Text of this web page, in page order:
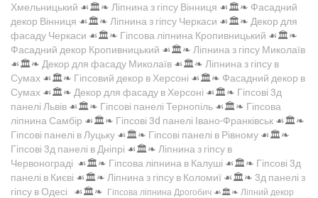
Хмельницький ☙🏛️❧ Ліпнина з гіпсу Вінниця ☙🏛️❧ Фасадний
декор Вінниця ☙🏛️❧ Ліпнина з гіпсу Черкаси ☙🏛️❧ Декор для
фасаду Черкаси ☙🏛️❧ Гіпсова ліпнина Кропивницький ☙🏛️❧
Фасадний декор Кропивницький ☙🏛️❧ Ліпнина з гіпсу Миколаїв
☙🏛️❧ Декор для фасаду Миколаїв ☙🏛️❧ Ліпнина з гіпсу в
Сумах ☙🏛️❧ Гіпсовий декор в Херсоні ☙🏛️❧ Фасадний декор в
Сумах ☙🏛️❧ Декор для фасаду в Херсоні ☙🏛️❧ Гіпсові 3д
панелі Львів ☙🏛️❧ Гіпсові панелі Тернопіль ☙🏛️❧ Гіпсова
ліпнина Самбір ☙🏛️❧ Гіпсові 3d панелі Івано-Франківськ ☙🏛️❧
Гіпсові панелі в Луцьку ☙🏛️❧ Гіпсові панелі в Рівному ☙🏛️❧
Гіпсові 3д панелі в Дніпрі ☙🏛️❧ Ліпнина з гіпсу в
Червонограді ☙🏛️❧ Гіпсова ліпнина в Калуші ☙🏛️❧ Гіпсові 3д
панелі в Києві ☙🏛️❧ Ліпнина з гіпсу в Коломиї ☙🏛️❧ 3д панелі з
гіпсу в Одесі ☙🏛️❧ Гіпсова ліпнина Дрогобич ☙🏛️❧ Ліпний декор